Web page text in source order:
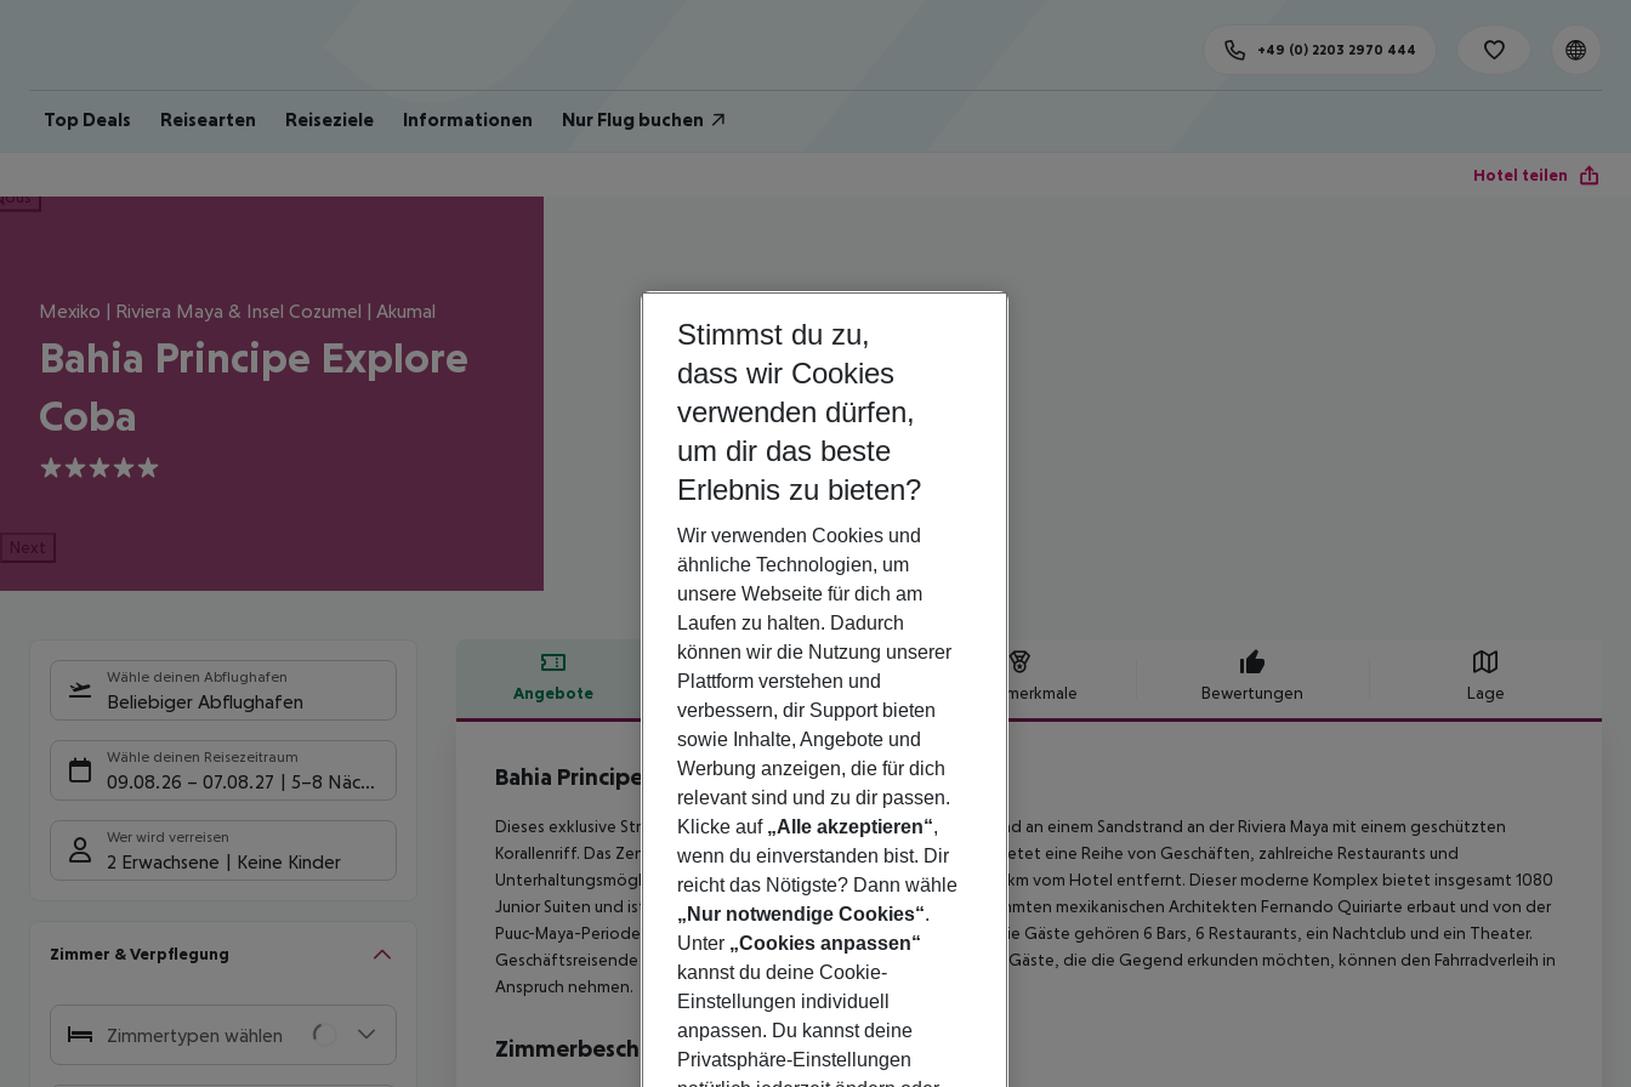
Top Deals Reisearten Reiseziele Informationen Nur Flug buchen
+49 (0) 2203 2970 444
Hotel teilen
Mexiko | Riviera Maya & Insel Cozumel | Akumal
Bahia Principe Explore
Coba
5
Next
Wähle deinen Abflughafen
Beliebiger Abflughafen
Wähle deinen Reisezeitraum
09.08.26 – 07.08.27 5-8 Nächte
Wer wird verreisen
2 Erwachsene Keine Kinder
Zimmer & Verpflegung
Zimmertypen wählen
Angebote Hotelbeschreibung Hotelmerkmale Bewertungen Lage
Hotelbeschreibung
Bahia Principe Explore Coba
5
Dieses exklusive Strandhotel liegt inmitten tropischer Vegetation und an einem Sandstrand an der Riviera Maya mit einem geschützten
Korallenriff. Das Zentrum von Akumal ist etwa 3, 5 km entfernt und bietet eine Reihe von Geschäften, zahlreiche Restaurants und
Unterhaltungsmöglichkeiten. Das Touristenzentrum von Tulum ist 15 km vom Hotel entfernt. Dieser moderne Komplex bietet insgesamt 1080
Junior Suiten und ist mit 3 Luxushotels verbunden, die alle vom berühmten mexikanischen Architekten Fernando Quiriarte erbaut und von der
Puuc-Maya-Periode inspiriert wurden. Zu den Annehmlichkeiten für die Gäste gehören 6 Bars, 6 Restaurants, ein Nachtclub und ein Theater.
Geschäftsreisende können die Konferenzeinrichtungen nutzen und Gäste, die die Gegend erkunden möchten, können den Fahrradverleih in
Anspruch nehmen.
Zimmerbeschreibung
Stimmst du zu,
dass wir Cookies
verwenden dürfen,
um dir das beste
Erlebnis zu bieten?
Wir verwenden Cookies und
ähnliche Technologien, um
unsere Webseite für dich am
Laufen zu halten. Dadurch
können wir die Nutzung unserer
Plattform verstehen und
verbessern, dir Support bieten
sowie Inhalte, Angebote und
Werbung anzeigen, die für dich
relevant sind und zu dir passen.
Klicke auf „Alle akzeptieren“,
wenn du einverstanden bist. Dir
reicht das Nötigste? Dann wähle
„Nur notwendige Cookies“.
Unter „Cookies anpassen“
kannst du deine Cookie-
Einstellungen individuell
anpassen. Du kannst deine
Privatsphäre-Einstellungen